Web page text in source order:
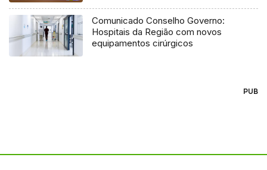
Comunicado Conselho Governo:
Hospitais da Região com novos
equipamentos cirúrgicos
PUB